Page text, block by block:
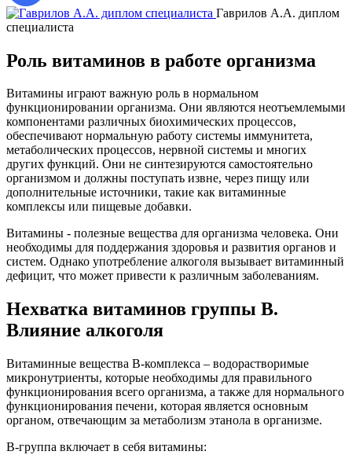
Гаврилов А.А. диплом
специалиста
Роль витаминов в работе организма
Витамины играют важную роль в нормальном
функционировании организма. Они являются неотъемлемыми
компонентами различных биохимических процессов,
обеспечивают нормальную работу системы иммунитета,
метаболических процессов, нервной системы и многих
других функций. Они не синтезируются самостоятельно
организмом и должны поступать извне, через пищу или
дополнительные источники, такие как витаминные
комплексы или пищевые добавки.
Витамины - полезные вещества для организма человека. Они
необходимы для поддержания здоровья и развития органов и
систем. Однако употребление алкоголя вызывает витаминный
дефицит, что может привести к различным заболеваниям.
Нехватка витаминов группы В.
Влияние алкоголя
Витаминные вещества В-комплекса – водорастворимые
микронутриенты, которые необходимы для правильного
функционирования всего организма, а также для нормального
функционирования печени, которая является основным
органом, отвечающим за метаболизм этанола в организме.
В-группа включает в себя витамины: